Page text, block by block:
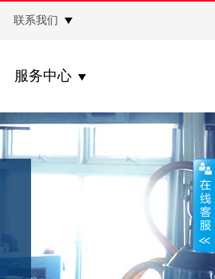
联系我们
服务中心